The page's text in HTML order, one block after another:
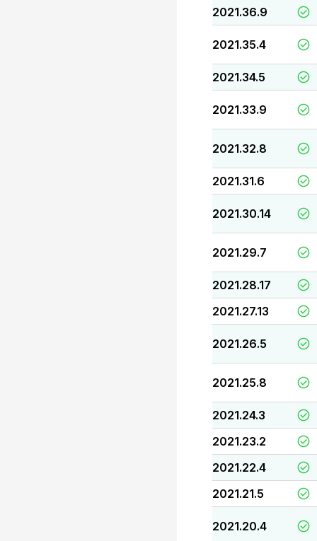
2021.36.9
2021.35.4
2021.34.5
2021.33.9
2021.32.8
2021.31.6
2021.30.14
2021.29.7
2021.28.17
2021.27.13
2021.26.5
2021.25.8
2021.24.3
2021.23.2
2021.22.4
2021.21.5
2021.20.4